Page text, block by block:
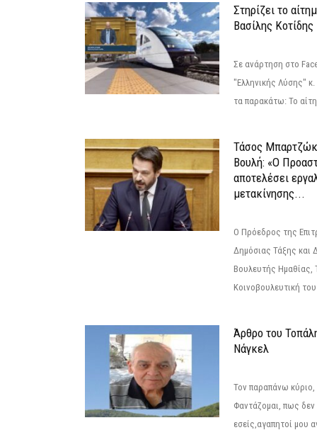
Στηρίζει το
Βασίλης Κοτίδης
Σε ανάρτηση στο
"Ελληνικής Λύσης"
τα παρακάτω: Το
Τάσος
Βουλή: «Ο
αποτελέσει
μετακίνησης...
Ο Πρόεδρος της
Δημόσιας Τάξης και
Βουλευτής
Κοινοβουλευτική
Άρθρο του
Νάγκελ
Τον παραπάνω
Φαντάζομαι, πως δεν
εσείς,αγαπητοί μου